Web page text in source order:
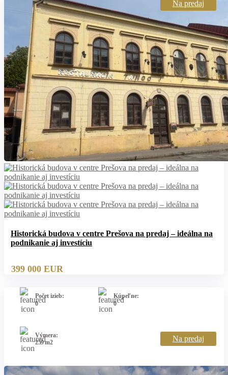
Na predaj
Historická budova v centre Prešova na predaj – ideálna na
podnikanie aj investíciu
399 000 EUR
Počet izieb:
0
Kúpeľne:
0
Výmera:
259 m2 Na predaj